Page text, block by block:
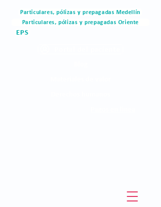
Particulares, pólizas y prepagadas Medellín
Particulares, pólizas y prepagadas Oriente
EPS